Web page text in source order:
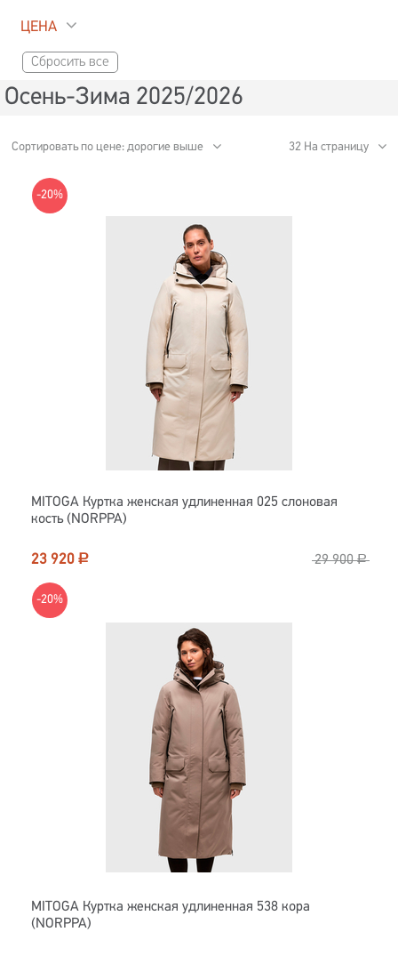
ЦЕНА
Сбросить все
Осень-Зима 2025/2026
Сортировать по цене: дорогие выше 32 На страницу
-20%
MITOGA Куртка женская удлиненная 025 слоновая
кость (NORPPA)
23 920 Р 29 900 Р
-20%
MITOGA Куртка женская удлиненная 538 кора
(NORPPA)